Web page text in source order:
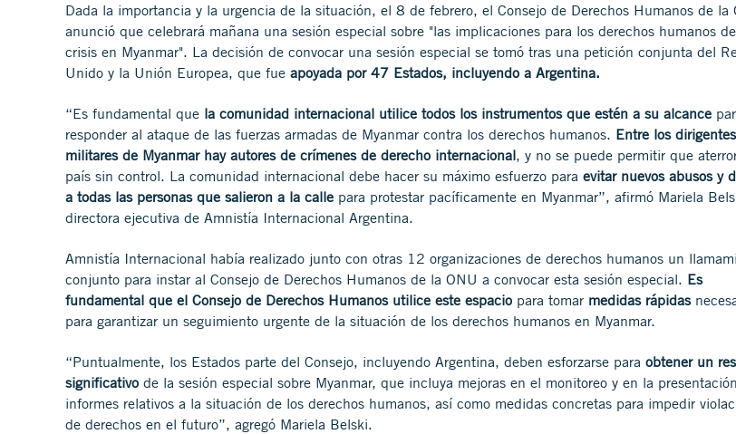
Dada la importancia y la urgencia de la situación, el 8 de febrero, el Consejo de Derechos Humanos de la
anunció que celebrará mañana una sesión especial sobre "las implicaciones para los derechos humanos
crisis en Myanmar". La decisión de convocar una sesión especial se tomó tras una petición conjunta del
Unido y la Unión Europea, que fue apoyada por 47 Estados, incluyendo a Argentina.
“Es fundamental que la comunidad internacional utilice todos los instrumentos que estén a su alcance
responder al ataque de las fuerzas armadas de Myanmar contra los derechos humanos. Entre los dirigentes
militares de Myanmar hay autores de crímenes de derecho internacional, y no se puede permitir que
país sin control. La comunidad internacional debe hacer su máximo esfuerzo para evitar nuevos abusos y
a todas las personas que salieron a la calle para protestar pacíficamente en Myanmar”, afirmó Mariela
directora ejecutiva de Amnistía Internacional Argentina.
Amnistía Internacional había realizado junto con otras 12 organizaciones de derechos humanos un
conjunto para instar al Consejo de Derechos Humanos de la ONU a convocar esta sesión especial. Es
fundamental que el Consejo de Derechos Humanos utilice este espacio para tomar medidas rápidas
para garantizar un seguimiento urgente de la situación de los derechos humanos en Myanmar.
“Puntualmente, los Estados parte del Consejo, incluyendo Argentina, deben esforzarse para obtener un
significativo de la sesión especial sobre Myanmar, que incluya mejoras en el monitoreo y en la
informes relativos a la situación de los derechos humanos, así como medidas concretas para impedir
de derechos en el futuro”, agregó Mariela Belski.